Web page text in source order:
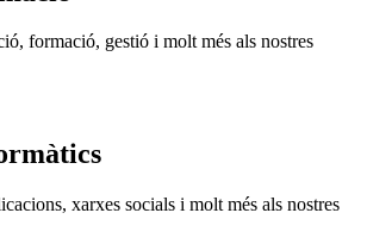
formació, gestió i molt més als nostres
xarxes socials i molt més als nostres